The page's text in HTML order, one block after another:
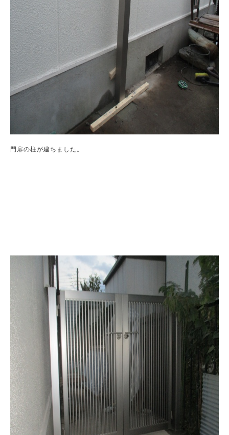
門扉の柱が建ちました。